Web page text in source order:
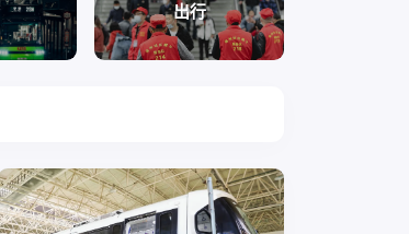
出行